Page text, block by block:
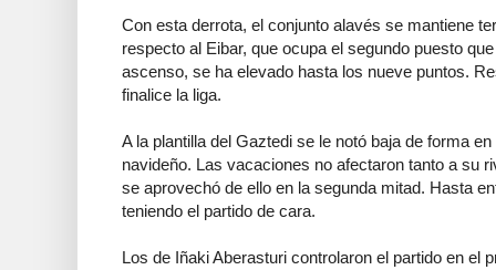
Con esta derrota, el conjunto alavés se mantiene
respecto al Eibar, que ocupa el segundo puesto
ascenso, se ha elevado hasta los nueve puntos.
finalice la liga.
A la plantilla del Gaztedi se le notó baja de forma
navideño. Las vacaciones no afectaron tanto a su
se aprovechó de ello en la segunda mitad. Hasta
teniendo el partido de cara.
Los de Iñaki Aberasturi controlaron el partido en el